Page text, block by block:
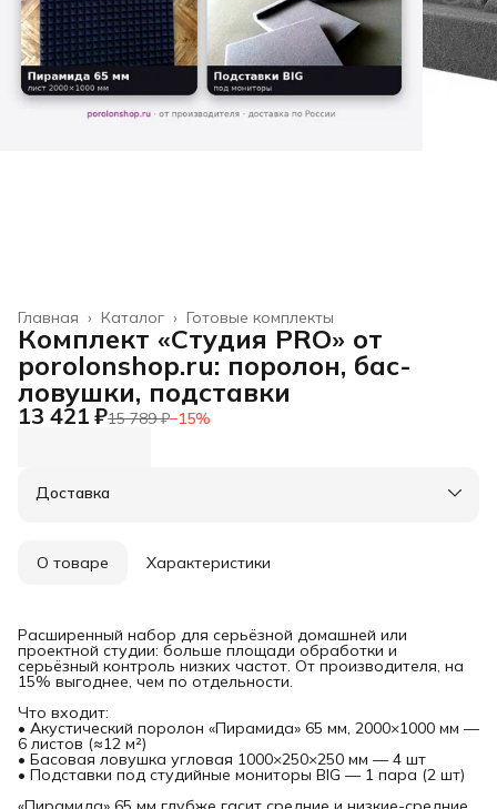
Готовые комплекты
Каталог ›
Главная ›
Комплект «Студия PRO» от
porolonshop.ru: поролон, бас-
ловушки, подставки
13 421 ₽15 789 ₽−15%
Доставка
О товаре Характеристики
Расширенный набор для серьёзной домашней или
проектной студии: больше площади обработки и
серьёзный контроль низких частот. От производителя, на
15% выгоднее, чем по отдельности.
Что входит:
• Акустический поролон «Пирамида» 65 мм, 2000×1000 мм —
6 листов (≈12 м²)
• Басовая ловушка угловая 1000×250×250 мм — 4 шт
• Подставки под студийные мониторы BIG — 1 пара (2 шт)